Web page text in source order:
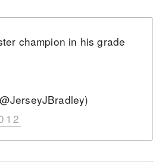
champion in his grade